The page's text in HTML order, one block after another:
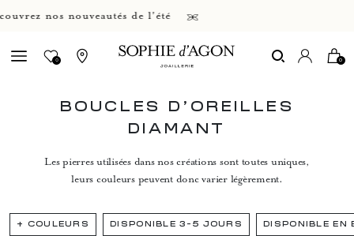
nos nouveautés de l'été
0 0
BOUCLES D'OREILLES
DIAMANT
Les pierres utilisées dans nos créations sont toutes uniques,
leurs couleurs peuvent donc varier légèrement.
+ COULEURS DISPONIBLE 3-5 JOURS DISPONIBLE EN